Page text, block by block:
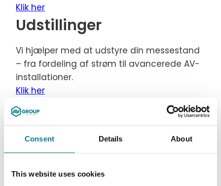
Consent Details About
This website uses cookies
Klik her
Udstillinger
Vi hjælper med at udstyre din messestand
– fra fordeling af strøm til avancerede AV-
installationer.
Klik her
Din messestand er ikke
bare en messestand
Den er meget mere. Den er et vindue til
omverden, hvor gæster kan kigge igennem